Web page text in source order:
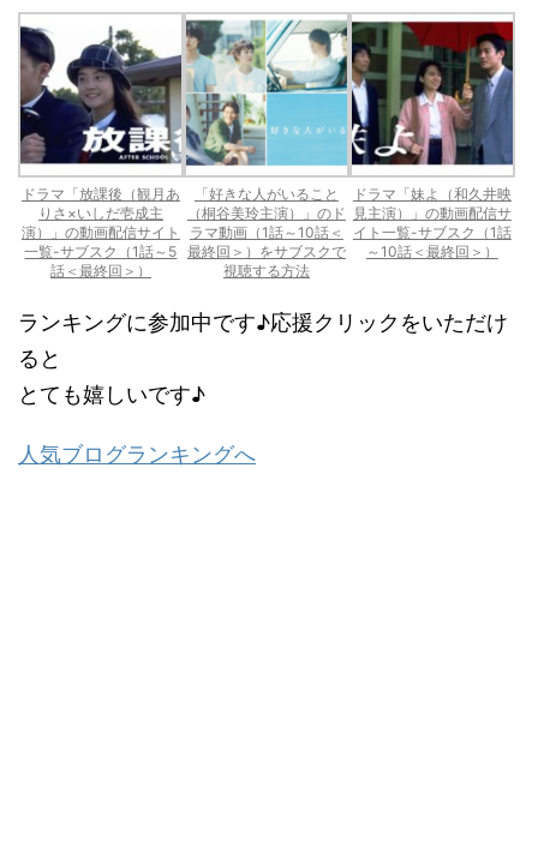
ドラマ「放課後（観月あ
りさ×いしだ壱成主
演）」の動画配信サイト
一覧-サブスク（1話～5
話＜最終回＞）
「好きな人がいること
（桐谷美玲主演）」のド
ラマ動画（1話～10話＜
最終回＞）をサブスクで
視聴する方法
ドラマ「妹よ（和久井映
見主演）」の動画配信サ
イト一覧-サブスク（1話
～10話＜最終回＞）
ランキングに参加中です♪応援クリックをいただけ
ると
とても嬉しいです♪
人気ブログランキングへ